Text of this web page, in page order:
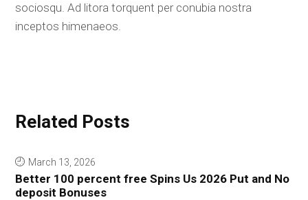
sociosqu. Ad litora torquent per conubia nostra
inceptos himenaeos.
Related Posts
March 13, 2026
Better 100 percent free Spins Us 2026 Put and No
deposit Bonuses